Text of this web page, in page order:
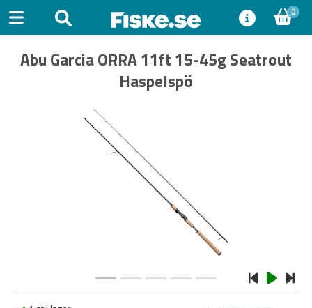
0
Abu Garcia ORRA 11ft 15-45g Seatrout
Haspelspö